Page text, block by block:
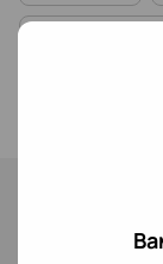
Watermelon
349 грн